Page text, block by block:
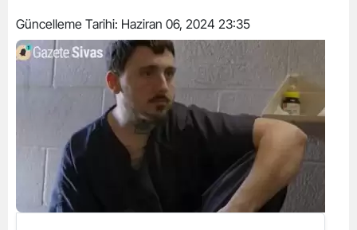
Güncelleme Tarihi: Haziran 06, 2024 23:35